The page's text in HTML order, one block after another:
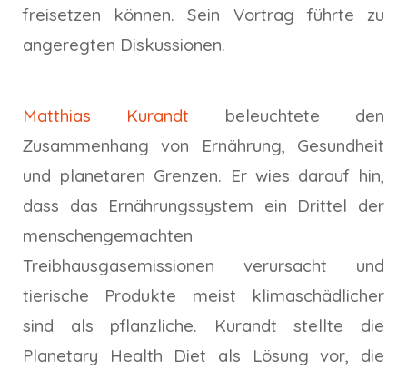
freisetzen können. Sein Vortrag führte zu
angeregten Diskussionen.
Matthias Kurandt beleuchtete den
Zusammenhang von Ernährung, Gesundheit
und planetaren Grenzen. Er wies darauf hin,
dass das Ernährungssystem ein Drittel der
menschengemachten
Treibhausgasemissionen verursacht und
tierische Produkte meist klimaschädlicher
sind als pflanzliche. Kurandt stellte die
Planetary Health Diet als Lösung vor, die